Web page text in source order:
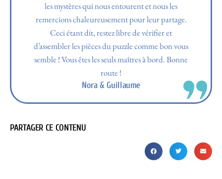
les mystères qui nous entourent et nous les
remercions chaleureusement pour leur partage.
Ceci étant dit, restez libre de vérifier et
d’assembler les pièces du puzzle comme bon vous
semble ! Vous êtes les seuls maîtres à bord. Bonne
route !
Nora & Guillaume
PARTAGER CE CONTENU